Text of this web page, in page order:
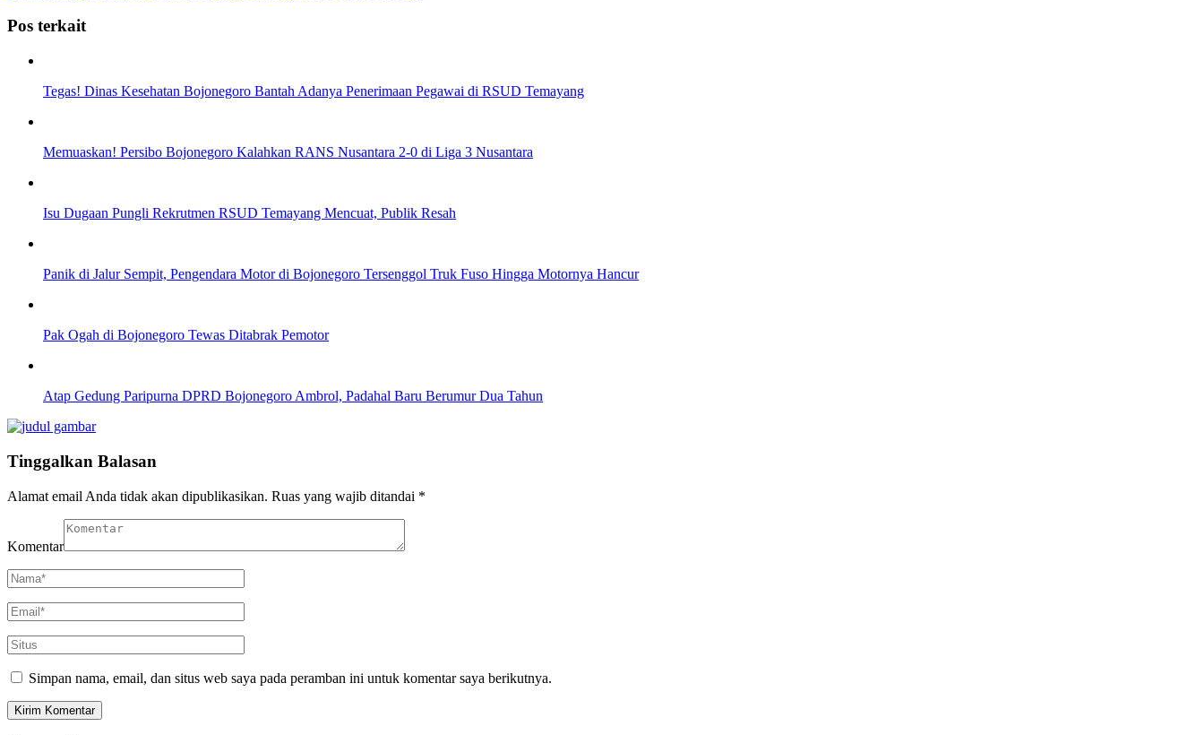
Pos terkait
Tegas! Dinas Kesehatan Bojonegoro Bantah Adanya Penerimaan Pegawai di RSUD Temayang
Memuaskan! Persibo Bojonegoro Kalahkan RANS Nusantara 2-0 di Liga 3 Nusantara
Isu Dugaan Pungli Rekrutmen RSUD Temayang Mencuat, Publik Resah
Panik di Jalur Sempit, Pengendara Motor di Bojonegoro Tersenggol Truk Fuso Hingga Motornya Hancur
Pak Ogah di Bojonegoro Tewas Ditabrak Pemotor
Atap Gedung Paripurna DPRD Bojonegoro Ambrol, Padahal Baru Berumur Dua Tahun
Tinggalkan Balasan
Alamat email Anda tidak akan dipublikasikan. Ruas yang wajib ditandai *
Komentar
Simpan nama, email, dan situs web saya pada peramban ini untuk komentar saya berikutnya.